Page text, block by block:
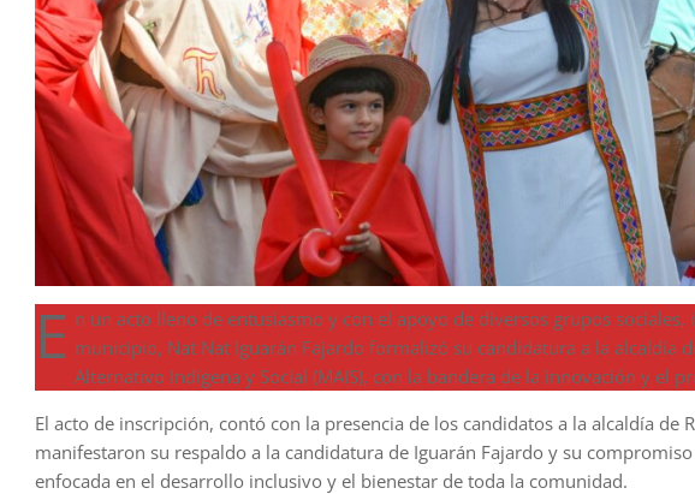
E n un acto lleno de entusiasmo y con el apoyo de diversos grupos
municipio, Nat Nat Iguarán Fajardo formalizó su candidatura a la alcaldía
Alternativo Indígena y Social (MAIS), con la bandera de la innovación y el
El acto de inscripción, contó con la presencia de los candidatos a la alcaldía de
manifestaron su respaldo a la candidatura de Iguarán Fajardo y su
enfocada en el desarrollo inclusivo y el bienestar de toda la comunidad.